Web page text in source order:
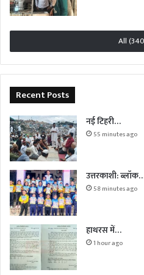
All
Recent Posts
नई टिहरी…
55 minutes ago
उत्तरकाशी:
58 minutes ago
हाथरस में…
1 hour ago